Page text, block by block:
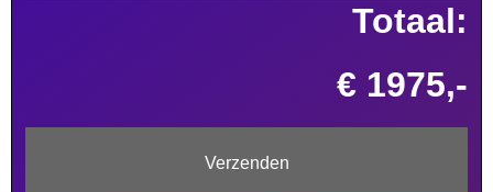
Totaal:
€ 1975,-